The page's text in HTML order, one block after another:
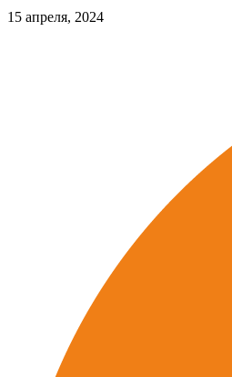
15 апреля, 2024